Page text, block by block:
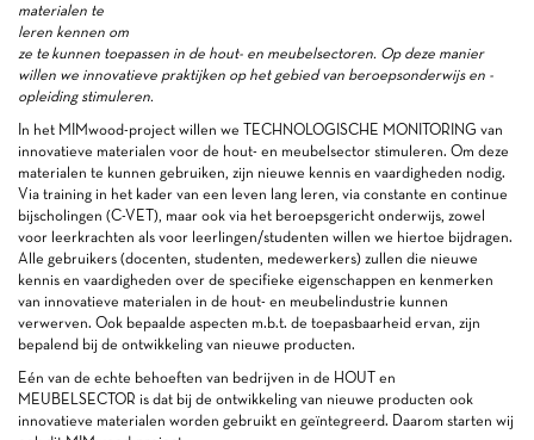
materialen te
leren kennen om
ze te kunnen toepassen in de hout- en meubelsectoren. Op deze manier
willen we innovatieve praktijken op het gebied van beroepsonderwijs en -
opleiding stimuleren.
In het MIMwood-project willen we TECHNOLOGISCHE MONITORING van
innovatieve materialen voor de hout- en meubelsector stimuleren. Om deze
materialen te kunnen gebruiken, zijn nieuwe kennis en vaardigheden nodig.
Via training in het kader van een leven lang leren, via constante en continue
bijscholingen (C-VET), maar ook via het beroepsgericht onderwijs, zowel
voor leerkrachten als voor leerlingen/studenten willen we hiertoe bijdragen.
Alle gebruikers (docenten, studenten, medewerkers) zullen die nieuwe
kennis en vaardigheden over de specifieke eigenschappen en kenmerken
van innovatieve materialen in de hout- en meubelindustrie kunnen
verwerven. Ook bepaalde aspecten m.b.t. de toepasbaarheid ervan, zijn
bepalend bij de ontwikkeling van nieuwe producten.
Eén van de echte behoeften van bedrijven in de HOUT en
MEUBELSECTOR is dat bij de ontwikkeling van nieuwe producten ook
innovatieve materialen worden gebruikt en geïntegreerd. Daarom starten wij